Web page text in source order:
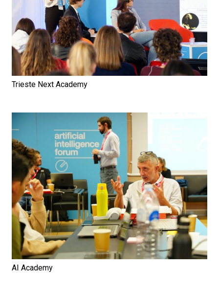
Trieste Next Academy
AI Academy